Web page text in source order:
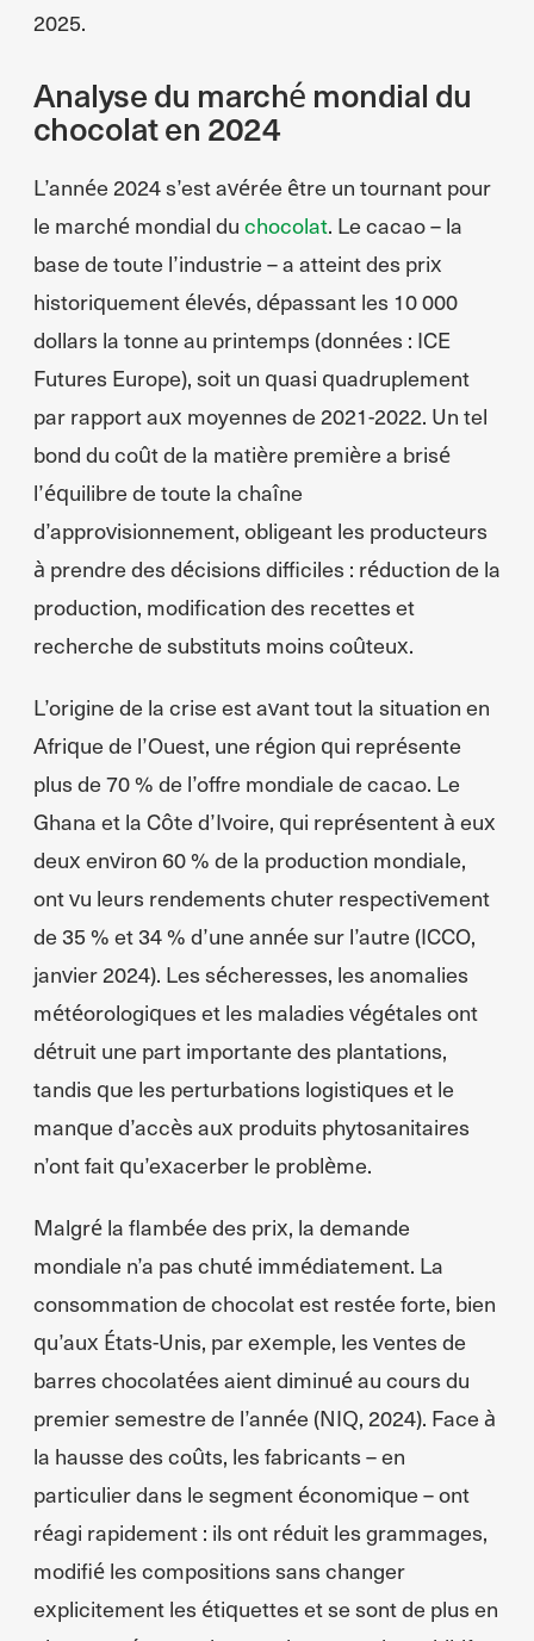
2025.
Analyse du marché mondial du
chocolat en 2024
L’année 2024 s’est avérée être un tournant pour
le marché mondial du chocolat. Le cacao – la
base de toute l’industrie – a atteint des prix
historiquement élevés, dépassant les 10 000
dollars la tonne au printemps (données : ICE
Futures Europe), soit un quasi quadruplement
par rapport aux moyennes de 2021-2022. Un tel
bond du coût de la matière première a brisé
l’équilibre de toute la chaîne
d’approvisionnement, obligeant les producteurs
à prendre des décisions difficiles : réduction de la
production, modification des recettes et
recherche de substituts moins coûteux.
L’origine de la crise est avant tout la situation en
Afrique de l’Ouest, une région qui représente
plus de 70 % de l’offre mondiale de cacao. Le
Ghana et la Côte d’Ivoire, qui représentent à eux
deux environ 60 % de la production mondiale,
ont vu leurs rendements chuter respectivement
de 35 % et 34 % d’une année sur l’autre (ICCO,
janvier 2024). Les sécheresses, les anomalies
météorologiques et les maladies végétales ont
détruit une part importante des plantations,
tandis que les perturbations logistiques et le
manque d’accès aux produits phytosanitaires
n’ont fait qu’exacerber le problème.
Malgré la flambée des prix, la demande
mondiale n’a pas chuté immédiatement. La
consommation de chocolat est restée forte, bien
qu’aux États-Unis, par exemple, les ventes de
barres chocolatées aient diminué au cours du
premier semestre de l’année (NIQ, 2024). Face à
la hausse des coûts, les fabricants – en
particulier dans le segment économique – ont
réagi rapidement : ils ont réduit les grammages,
modifié les compositions sans changer
explicitement les étiquettes et se sont de plus en